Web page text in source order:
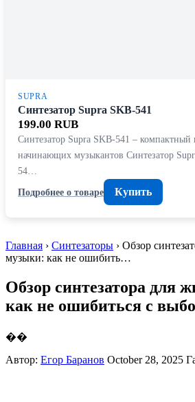
SUPRA
Синтезатор Supra SKB-541
199.00 RUB
Синтезатор Supra SKB-541 – компактный
начинающих музыкантов Синтезатор
54…
Подробнее о товаре
Купить
Главная › Синтезаторы › Обзор
музыки: как не ошибить…
Обзор синтезатора для
как не ошибиться с
��
Автор: Егор Баранов October 28, 2025